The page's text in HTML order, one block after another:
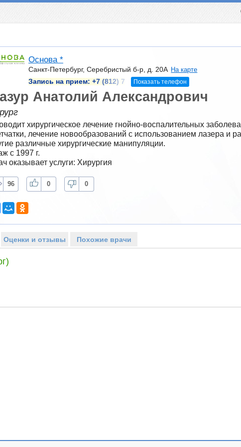
Основа *
Санкт-Петербург, Серебристый б-р, д. 20А На карте
Запись на прием: +7 (812) 7 Показать телефон
Анатолий Александрович
хирургическое лечение гнойно-воспалительных
лечение новообразований с использованием лазера и
различные хирургические манипуляции.
с 1997 г.
оказывает услуги: Хирургия
96 0 0
Оценки и отзывы Похожие врачи